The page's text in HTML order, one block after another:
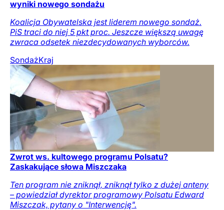
wyniki nowego sondażu
Koalicja Obywatelska jest liderem nowego sondaż.
PiS traci do niej 5 pkt proc. Jeszcze większą uwagę
zwraca odsetek niezdecydowanych wyborców.
SondażKraj
Zwrot ws. kultowego programu Polsatu?
Zaskakujące słowa Miszczaka
Ten program nie zniknął, zniknął tylko z dużej anteny
– powiedział dyrektor programowy Polsatu Edward
Miszczak, pytany o "Interwencję".